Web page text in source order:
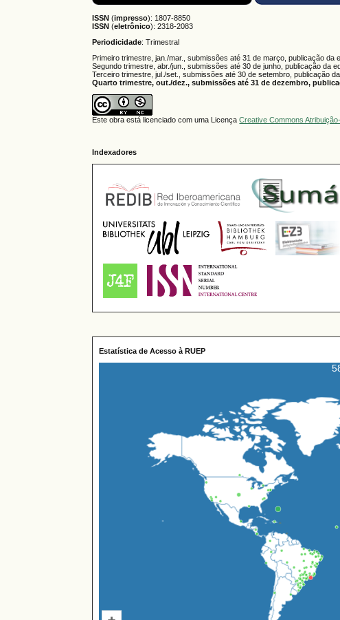
ISSN (impresso): 1807-8850
ISSN (eletrônico):2318-2083
Periodicidade: Trimestral
Primeiro trimestre, jan./mar., submissões até 31 de março, publicação da
Segundo trimestre, abr./jun., submissões até 30 de junho, publicação da
Terceiro trimestre, jul./set., submissões até 30 de setembro, publicação
Quarto trimestre, out./dez., submissões até 31 de dezembro,
Este obra está licenciado com uma LicençaCreative Commons
Indexadores
Estatística de Acesso à RUEP